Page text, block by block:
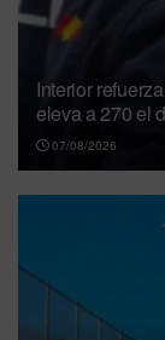
Interior
eleva a 270 el
07/08/2026